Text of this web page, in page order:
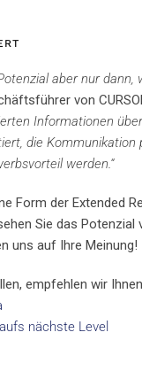
aber nur
von
Informationen
die
werden.“
Form der Extended
Sie das
uns auf Ihre Meinung!
empfehlen wir
nächste Level